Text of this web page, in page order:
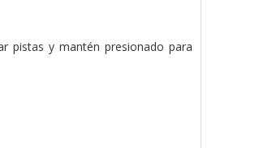
pistas y mantén presionado para